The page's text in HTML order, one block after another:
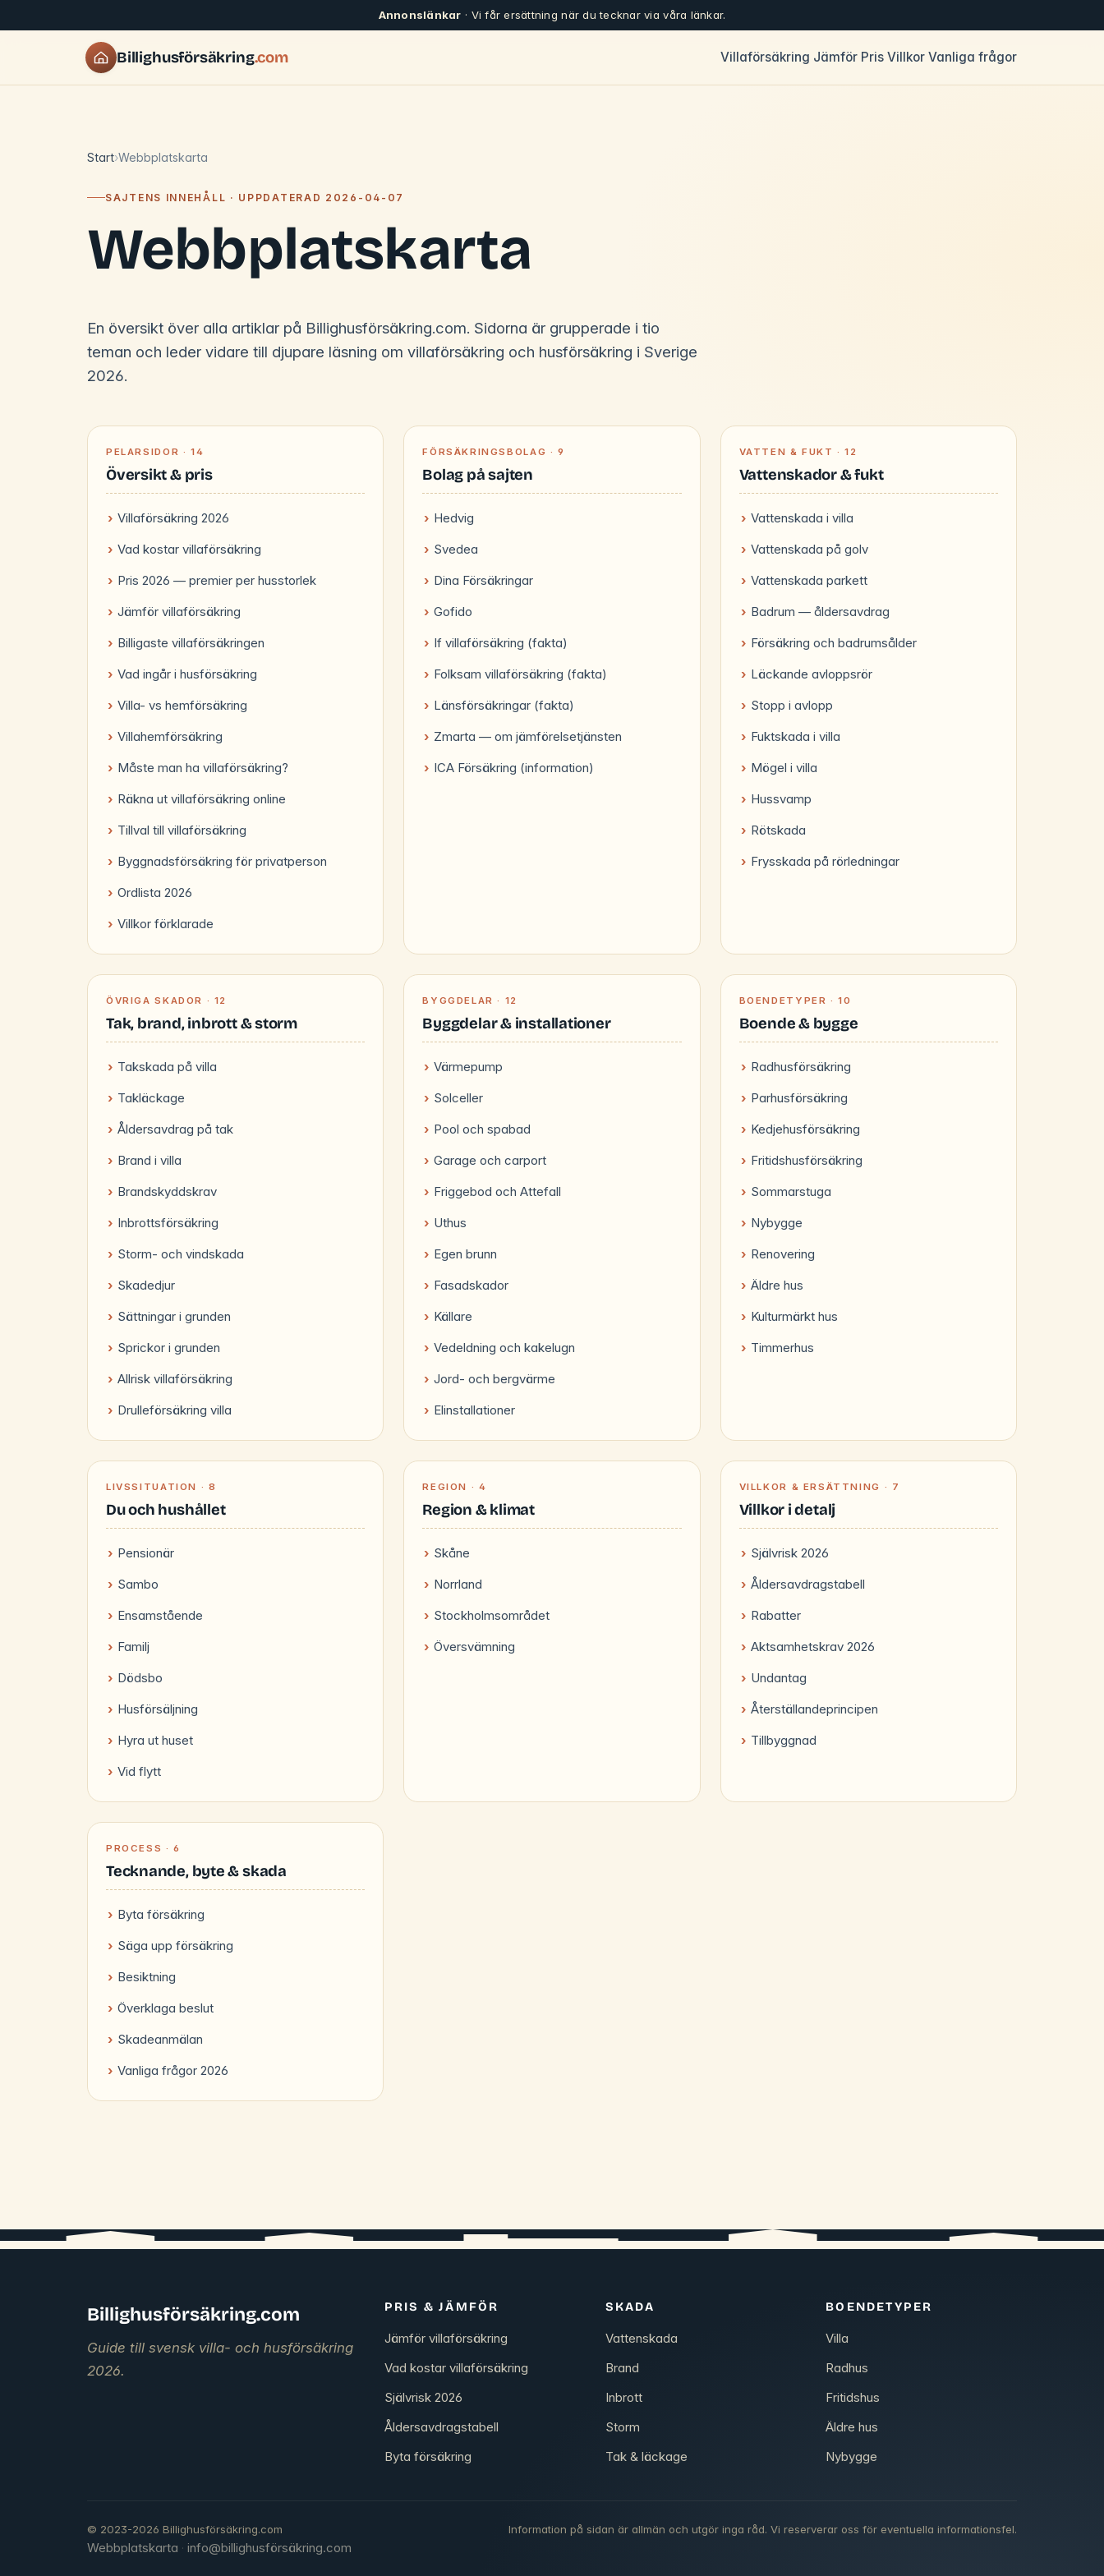
Annonslänkar · Vi får ersättning när du tecknar via våra länkar.
Billighusförsäkring.com Villaförsäkring Jämför Pris Villkor Vanliga frågor
Start Webbplatskarta
SAJTENS INNEHÅLL · UPPDATERAD 2026-04-07
Webbplatskarta
En översikt över alla artiklar på Billighusförsäkring.com. Sidorna är grupperade i tio
teman och leder vidare till djupare läsning om villaförsäkring och husförsäkring i Sverige
2026.
PELARSIDOR · 14
Översikt & pris
Villaförsäkring 2026
Vad kostar villaförsäkring
Pris 2026 — premier per husstorlek
Jämför villaförsäkring
Billigaste villaförsäkringen
Vad ingår i husförsäkring
Villa- vs hemförsäkring
Villahemförsäkring
Måste man ha villaförsäkring?
Räkna ut villaförsäkring online
Tillval till villaförsäkring
Byggnadsförsäkring för privatperson
Ordlista 2026
Villkor förklarade
FÖRSÄKRINGSBOLAG · 9
Bolag på sajten
Hedvig
Svedea
Dina Försäkringar
Gofido
If villaförsäkring (fakta)
Folksam villaförsäkring (fakta)
Länsförsäkringar (fakta)
Zmarta — om jämförelsetjänsten
ICA Försäkring (information)
VATTEN & FUKT · 12
Vattenskador & fukt
Vattenskada i villa
Vattenskada på golv
Vattenskada parkett
Badrum — åldersavdrag
Försäkring och badrumsålder
Läckande avloppsrör
Stopp i avlopp
Fuktskada i villa
Mögel i villa
Hussvamp
Rötskada
Frysskada på rörledningar
ÖVRIGA SKADOR · 12
Tak, brand, inbrott & storm
Takskada på villa
Takläckage
Åldersavdrag på tak
Brand i villa
Brandskyddskrav
Inbrottsförsäkring
Storm- och vindskada
Skadedjur
Sättningar i grunden
Sprickor i grunden
Allrisk villaförsäkring
Drulleförsäkring villa
BYGGDELAR · 12
Byggdelar & installationer
Värmepump
Solceller
Pool och spabad
Garage och carport
Friggebod och Attefall
Uthus
Egen brunn
Fasadskador
Källare
Vedeldning och kakelugn
Jord- och bergvärme
Elinstallationer
BOENDETYPER · 10
Boende & bygge
Radhusförsäkring
Parhusförsäkring
Kedjehusförsäkring
Fritidshusförsäkring
Sommarstuga
Nybygge
Renovering
Äldre hus
Kulturmärkt hus
Timmerhus
LIVSSITUATION · 8
Du och hushållet
Pensionär
Sambo
Ensamstående
Familj
Dödsbo
Husförsäljning
Hyra ut huset
Vid flytt
REGION · 4
Region & klimat
Skåne
Norrland
Stockholmsområdet
Översvämning
VILLKOR & ERSÄTTNING · 7
Villkor i detalj
Självrisk 2026
Åldersavdragstabell
Rabatter
Aktsamhetskrav 2026
Undantag
Återställandeprincipen
Tillbyggnad
PROCESS · 6
Tecknande, byte & skada
Byta försäkring
Säga upp försäkring
Besiktning
Överklaga beslut
Skadeanmälan
Vanliga frågor 2026
Billighusförsäkring.com
Guide till svensk villa- och husförsäkring
2026.
PRIS & JÄMFÖR
Jämför villaförsäkring
Vad kostar villaförsäkring
Självrisk 2026
Åldersavdragstabell
Byta försäkring
SKADA
Vattenskada
Brand
Inbrott
Storm
Tak & läckage
BOENDETYPER
Villa
Radhus
Fritidshus
Äldre hus
Nybygge
© 2023-2026 Billighusförsäkring.com Information på sidan är allmän och utgör inga råd. Vi reserverar oss för eventuella informationsfel.
Webbplatskarta · info@billighusförsäkring.com